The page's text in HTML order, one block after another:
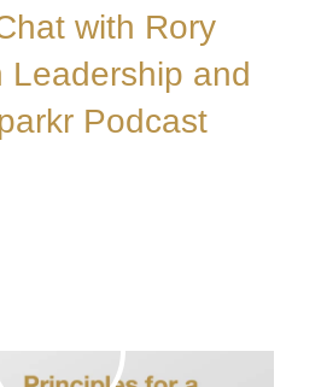
with Rory
Leadership and
Podcast